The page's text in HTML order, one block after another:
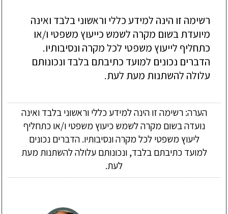
רשימה זו הינה למידע כללי וראשוני בלבד ואינה
מיועדת בשום מקרה לשמש כייעוץ משפטי ו/או
כתחליף לייעוץ משפטי לכל מקרה ונסיבותיו.
הדברים נכונים למועד כתיבתם בלבד ונכונותם
עלולה להשתנות מעת לעת.
הערה: רשימה זו הינה למידע כללי וראשוני בלבד ואינה
נועדה בשום מקרה לשמש כיעוץ משפטי ו/או כתחליף
ליעוץ משפטי לכל מקרה ונסיבותיו. הדברים נכונים
למועד כתיבתם בלבד, ונכונותם עלולה להשתנות מעת
לעת.